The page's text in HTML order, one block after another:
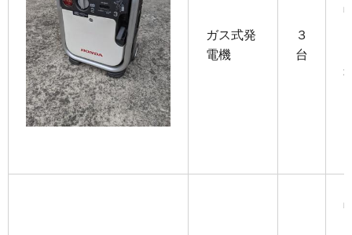
ガス式発
電機
３
台